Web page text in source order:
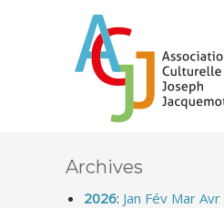
Archives
2026: Jan Fév Mar Avr